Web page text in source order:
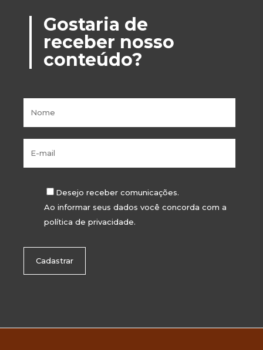
Gostaria de
receber nosso
conteúdo?
Desejo receber comunicações.
Ao informar seus dados você concorda com a
política de privacidade.